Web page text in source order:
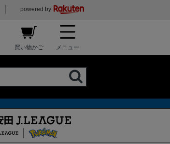
powered by
買い物かご メニュー